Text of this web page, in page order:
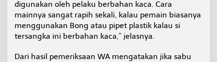
digunakan oleh pelaku berbahan kaca. Cara
mainnya sangat rapih sekali, kalau pemain biasanya
menggunakan Bong atau pipet plastik kalau si
tersangka ini berbahan kaca,” jelasnya.
Dari hasil pemeriksaan WA mengatakan jika sabu